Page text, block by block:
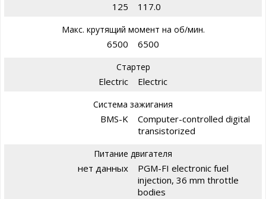
125 117.0
Макс. крутящий момент на об/мин.
6500 6500
Стартер
Electric Electric
Система зажигания
BMS-K
Computer-controlled digital
transistorized
Питание двигателя
нет данных
PGM-FI electronic fuel
injection, 36 mm throttle
bodies